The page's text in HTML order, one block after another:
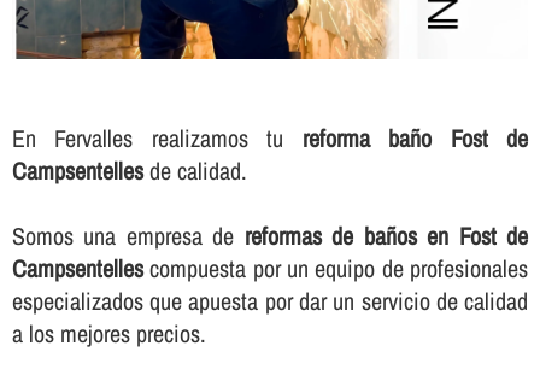
En Fervalles realizamos tu reforma baño Fost de
Campsentellesde calidad.
Somos una empresa de reformas de baños en Fost de
Campsentellescompuesta por un equipo de profesionales
especializados que apuesta por dar un servicio de calidad
a los mejores precios.